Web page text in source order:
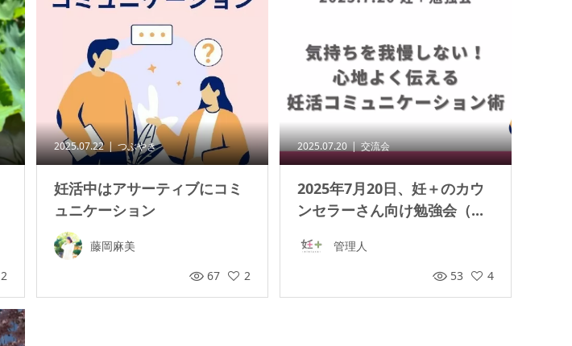
2
2025.07.22 つぶやき
妊活中はアサーティブにコミ
ュニケーション
藤岡麻美
67
2
2025.07.20 交流会
2025年7月20日、妊＋のカウ
ンセラーさん向け勉強会（...
管理人
53
4